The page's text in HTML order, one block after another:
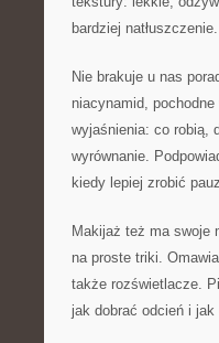
bardziej natłuszczenie.
Nie brakuje u nas
niacynamid,
wyjaśnienia: co robią,
wyrównanie.
kiedy lepiej zrobić
Makijaż też ma swoje
na proste triki.
także rozświetlacze.
jak dobrać odcień i